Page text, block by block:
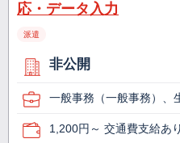
応・データ入力
派遣
非公開
一般事務（一般事務）、
1,200円～ 交通費支給あり